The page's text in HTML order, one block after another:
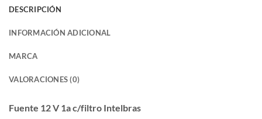
DESCRIPCIÓN
INFORMACIÓN ADICIONAL
MARCA
VALORACIONES (0)
Fuente 12 V 1a c/filtro Intelbras